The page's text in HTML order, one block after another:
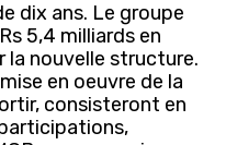
dix ans. Le groupe
5,4 milliards en
la nouvelle structure.
en oeuvre de la
consisteront en